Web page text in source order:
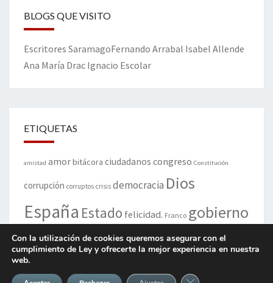
BLOGS QUE VISITO
Escritores SaramagoFernando Arrabal Isabel Allende
Ana María Drac Ignacio Escolar
ETIQUETAS
amistad amorbitácora ciudadanos congreso Constitución
corrupción corruptos crisis democracia Dios
España Estado felicidad. Franco gobierno
Historiahonradez hotros hunos Iglesia indignados justicia
ley
Con la utilización de cookies queremos asegurar con el
cumplimiento de Ley y ofrecerte la mejor experiencia en nuestra
web.
Cerrar el banner de